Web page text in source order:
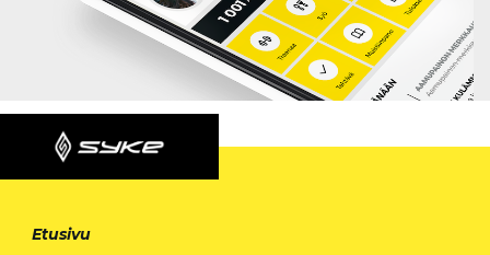
Etusivu